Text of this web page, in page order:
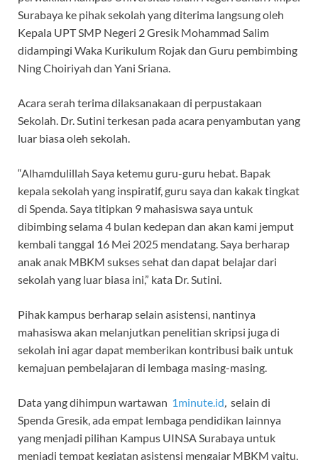
Surabaya ke pihak sekolah yang diterima langsung oleh
Kepala UPT SMP Negeri 2 Gresik Mohammad Salim
didampingi Waka Kurikulum Rojak dan Guru pembimbing
Ning Choiriyah dan Yani Sriana.
Acara serah terima dilaksanakaan di perpustakaan
Sekolah. Dr. Sutini terkesan pada acara penyambutan yang
luar biasa oleh sekolah.
“Alhamdulillah Saya ketemu guru-guru hebat. Bapak
kepala sekolah yang inspiratif, guru saya dan kakak tingkat
di Spenda. Saya titipkan 9 mahasiswa saya untuk
dibimbing selama 4 bulan kedepan dan akan kami jemput
kembali tanggal 16 Mei 2025 mendatang. Saya berharap
anak anak MBKM sukses sehat dan dapat belajar dari
sekolah yang luar biasa ini,” kata Dr. Sutini.
Pihak kampus berharap selain asistensi, nantinya
mahasiswa akan melanjutkan penelitian skripsi juga di
sekolah ini agar dapat memberikan kontribusi baik untuk
kemajuan pembelajaran di lembaga masing-masing.
Data yang dihimpun wartawan 1minute.id selain di
Spenda Gresik, ada empat lembaga pendidikan lainnya
yang menjadi pilihan Kampus UINSA Surabaya untuk
menjadi tempat kegiatan asistensi mengajar MBKM yaitu,